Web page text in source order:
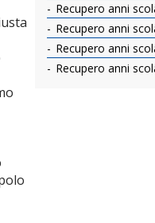
Recupero anni
Recupero anni
Recupero anni
Recupero anni